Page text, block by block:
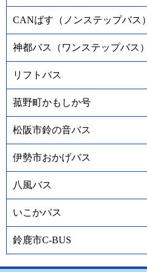
CANばす（ノンステップバス）
神都バス（ワンステップバス）
リフトバス
菰野町かもしか号
松阪市鈴の音バス
伊勢市おかげバス
八風バス
いこかバス
鈴鹿市C-BUS